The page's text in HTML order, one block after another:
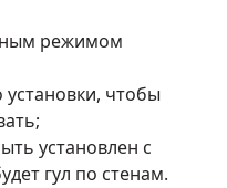
режимом
чтобы
установлен с
гул по стенам.